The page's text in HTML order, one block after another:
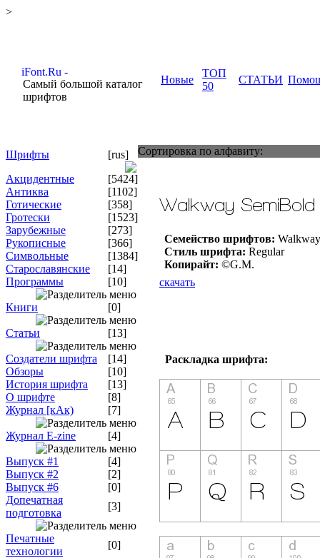
>
Самый большой каталог
шрифтов
Новые
ТОП
50
СТАТЬИ
Шрифты
[rus]
Акцидентные
[5424]
Антиква
[1102]
Готические
[358]
Гротески
[1523]
Зарубежные
[273]
Рукописные
[366]
Символьные
[1384]
Старославянские
[14]
Программы
[10]
Книги [0]
Статьи [13]
Создатели шрифта
[14]
Обзоры
[10]
История шрифта
[13]
О шрифте
[8]
Журнал [кАк)
[7]
Журнал E-zine [4]
Выпуск #1
[4]
Выпуск #2
[2]
Выпуск #6
[0]
Допечатная
подготовка
[3]
Печатные
технологии
[0]
Сортировка по алфавиту:
Семейство шрифтов:
Стиль шрифта: Regular
Копирайт: ©G.M.
скачать
Раскладка шрифта: